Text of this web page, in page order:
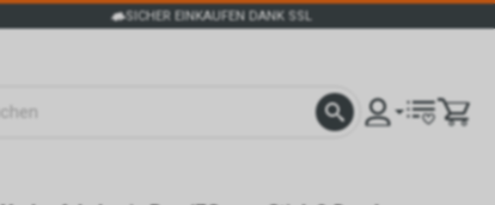
SICHER EINKAUFEN DANK SSL